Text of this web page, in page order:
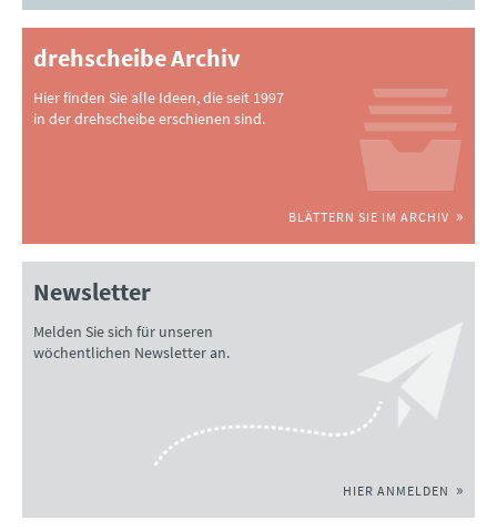
drehscheibe Archiv
Hier finden Sie alle Ideen, die seit 1997
in der drehscheibe erschienen sind.
BLÄTTERN SIE IM ARCHIV
Newsletter
Melden Sie sich für unseren
wöchentlichen Newsletter an.
HIER ANMELDEN